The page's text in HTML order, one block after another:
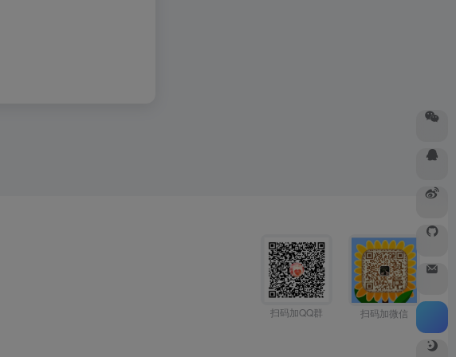
扫码加QQ群 扫码加微信